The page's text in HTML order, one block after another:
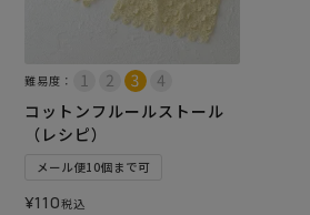
難易度：
コットンフルールストール
（レシピ）
メール便10個まで可
¥110税込